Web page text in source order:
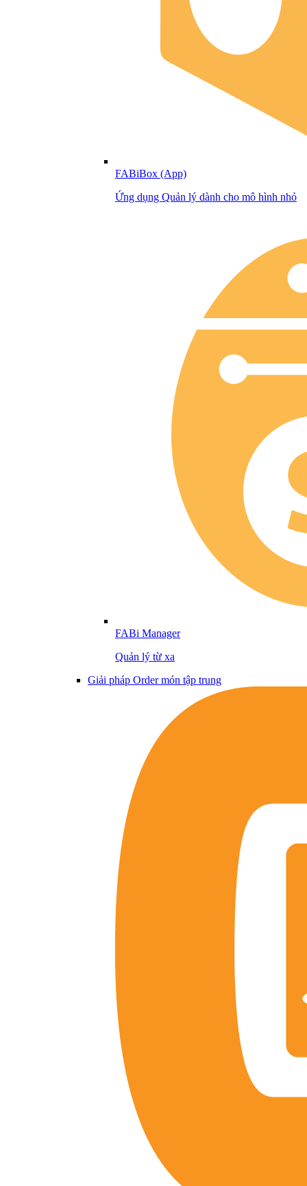
FABiBox (App)
Ứng dụng Quản lý dành cho mô hình nhỏ
FABi Manager
Quản lý từ xa
Giải pháp Order món tập trung